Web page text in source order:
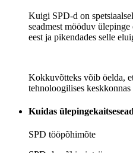
Kuigi SPD-d on
seadmest mööduv ülepinge
eest ja pikendades selle
Kokkuvõtteks võib öelda,
tehnoloogilises
Kuidas
SPD tööpõhimõte